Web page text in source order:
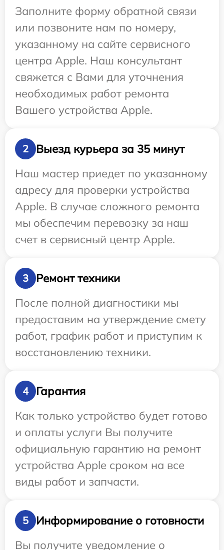
Заполните форму обратной связи
или позвоните нам по номеру,
указанному на сайте сервисного
центра Apple. Наш консультант
свяжется с Вами для уточнения
необходимых работ ремонта
Вашего устройства Apple.
2
Выезд курьера за 35 минут
Наш мастер приедет по указанному
адресу для проверки устройства
Apple. В случае сложного ремонта
мы обеспечим перевозку за наш
счет в сервисный центр Apple.
3
Ремонт техники
После полной диагностики мы
предоставим на утверждение смету
работ, график работ и приступим к
восстановлению техники.
4
Гарантия
Как только устройство будет готово
и оплаты услуги Вы получите
официальную гарантию на ремонт
устройства Apple сроком на все
виды работ и запчасти.
5
Информирование о готовности
Вы получите уведомление о